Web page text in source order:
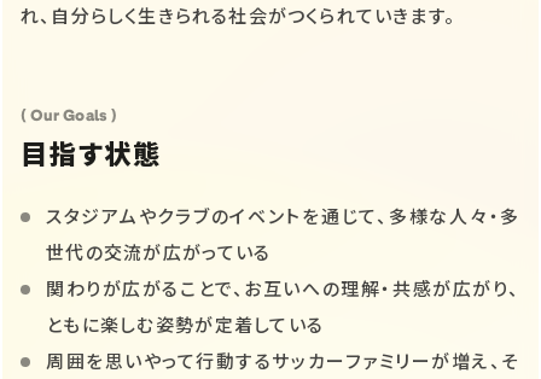
れ、自分らしく生きられる社会がつくられていきます。
( Our Goals )
目指す状態
スタジアムやクラブのイベントを通じて、多様な人々・多
世代の交流が広がっている
関わりが広がることで、お互いへの理解・共感が広がり、
ともに楽しむ姿勢が定着している
周囲を思いやって行動するサッカーファミリーが増え、そ